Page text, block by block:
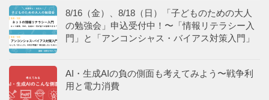
8/16（金）、8/18（日）「子どものための大人
の勉強会」申込受付中！〜「情報リテラシー入
門」と「アンコンシャス・バイアス対策入門」
AI・生成AIの負の側面も考えてみよう〜戦争利
用と電力消費